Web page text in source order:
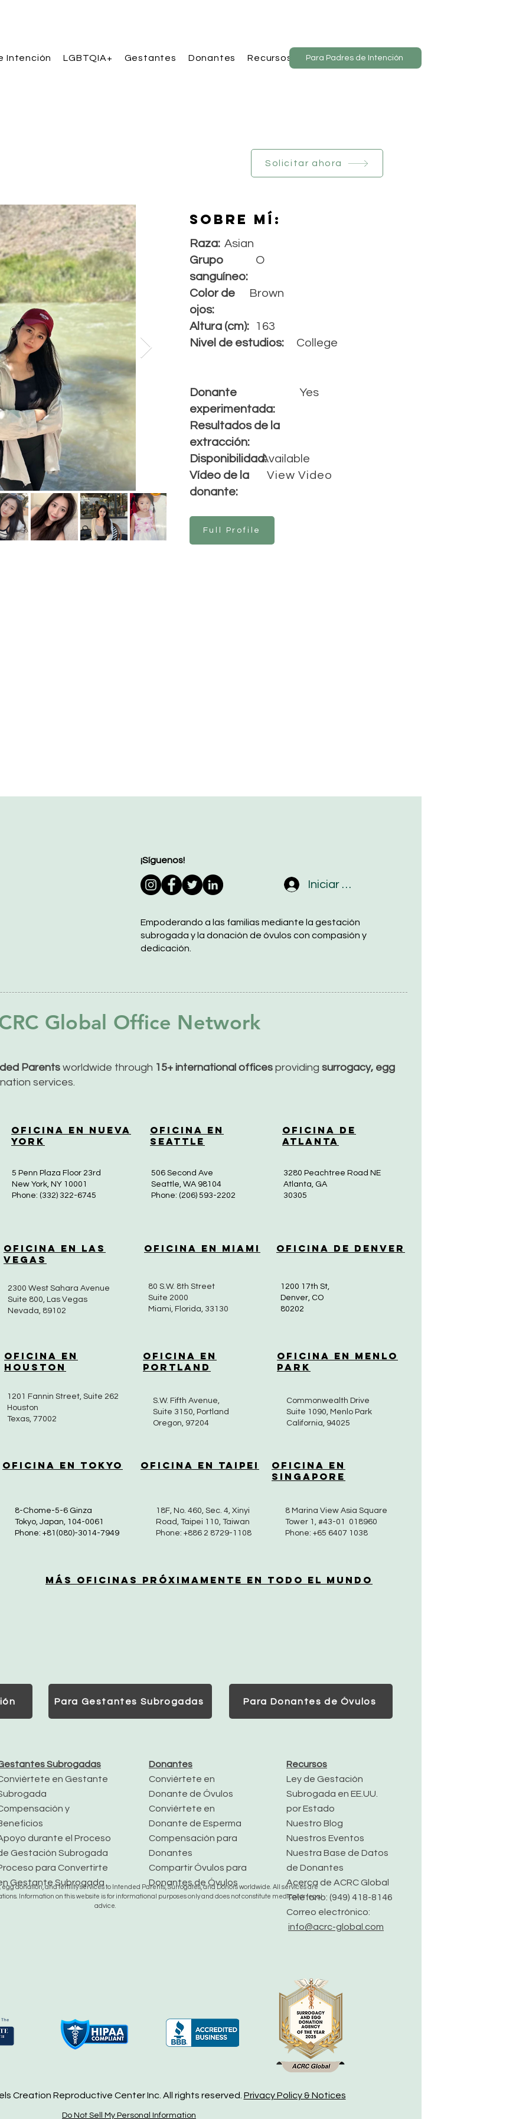
Intención LGBTQIA+ Gestantes Donantes Recursos Para Padres de Intención
Solicitar ahora
Sobre mí:
Raza: Asian
Grupo
sanguíneo:
O
Color de
ojos:
Brown
Altura (cm):
163
Nivel de estudios:
College
Donante
experimentada:
Yes
Resultados de la
extracción:
Disponibilidad:Available
Vídeo de la
donante:
View Video
Full Profile
¡Síguenos!
Iniciar sesión
Empoderando a las familias mediante la gestación
subrogada y la donación de óvulos con compasión y
dedicación.
Global Office Network
Parents worldwide through 15+ international offices providing surrogacy, egg
services.
Oficina en Nueva
York
Oficina en
Seattle
Oficina de
Atlanta
5 Penn Plaza Floor 23rd
New York, NY 10001
Phone: (332) 322-6745
506 Second Ave
Seattle, WA 98104
Phone: (206) 593-2202
3280 Peachtree Road NE
Atlanta, GA
30305
Oficina en Las
Vegas
Oficina en Miami Oficina de Denver
2300 West Sahara Avenue
Suite 800, Las Vegas
Nevada, 89102
80 S.W. 8th Street
Suite 2000
Miami, Florida, 33130
1200 17th St,
Denver, CO
80202
Oficina en
Houston
Oficina en
Portland
Oficina en Menlo
Park
1201 Fannin Street, Suite 262
Houston
Texas, 77002
S.W. Fifth Avenue,
Suite 3150, Portland
Oregon, 97204
Commonwealth Drive
Suite 1090, Menlo Park
California, 94025
Oficina en Tokyo Oficina en Taipei
Oficina en
Singapore
8-Chome-5-6 Ginza
Tokyo, Japan, 104-0061
Phone: +81(080)-3014-7949
18F, No. 460, Sec. 4, Xinyi
Road, Taipei 110, Taiwan
Phone: +886 2 8729-1108
8 Marina View Asia Square
Tower 1, #43-01 018960
Phone: +65 6407 1038
Más Oficinas Próximamente en Todo el Mundo
Para Gestantes Subrogadas Para Donantes de Óvulos
Subrogadas
en Gestante
y
durante el Proceso
Gestación Subrogada
para Convertirte
Gestante Subrogada
Donantes
Conviértete en
Donante de Óvulos
Conviértete en
Donante de Esperma
Compensación para
Donantes
Compartir Óvulos para
Donantes de Óvulos
Recursos
Ley de Gestación
Subrogada en EE.UU.
por Estado
Nuestro Blog
Nuestros Eventos
Nuestra Base de Datos
de Donantes
Acerca de ACRC Global
Teléfono: (949) 418-8146
Correo electrónico:
info@acrc-global.com
Creation Reproductive Center Inc. All rights reserved. Privacy Policy & Notices
Do Not Sell My Personal Information
egg donation, and fertility services to Intended Parents, Surrogates, and Donors worldwide. All services are
Information on this website is for informational purposes only and does not constitute medical or legal
advice.